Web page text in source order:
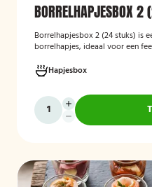
BORRELHAPJESBOX 2
Borrelhapjesbox 2 (24 stuks) is
borrelhapjes, ideaal voor een
klaar worden geleverd, zodat u
op een smaakvolle en
Hapjesbox